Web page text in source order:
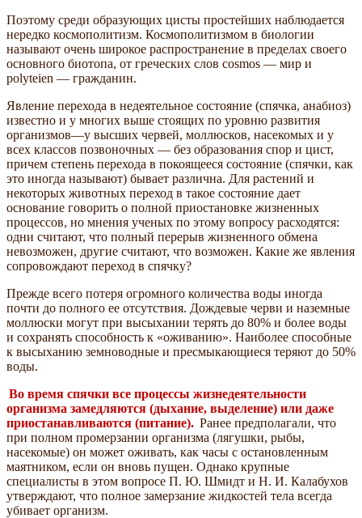
Поэтому среди образующих цисты простейших наблюдается
нередко космополитизм. Космополитизмом в биологии
называют очень широкое распространение в пределах своего
основного биотопа, от греческих слов cosmos — мир и
polyteien — гражданин.
Явление перехода в недеятельное состояние (спячка, анабиоз)
известно и у многих выше стоящих по уровню развития
организмов—у высших червей, моллюсков, насекомых и у
всех классов позвоночных — без образования спор и цист,
причем степень перехода в покоящееся состояние (спячки, как
это иногда называют) бывает различна. Для растений и
некоторых животных переход в такое состояние дает
основание говорить о полной приостановке жизненных
процессов, но мнения ученых по этому вопросу расходятся:
одни считают, что полный перерыв жизненного обмена
невозможен, другие считают, что возможен. Какие же явления
сопровождают переход в спячку?
Прежде всего потеря огромного количества воды иногда
почти до полного ее отсутствия. Дождевые черви и наземные
моллюски могут при высыхании терять до 80% и более воды
и сохранять способность к «оживанию». Наиболее способные
к высыханию земноводные и пресмыкающиеся теряют до 50%
воды.
Во время спячки все процессы жизнедеятельности
организма замедляются (дыхание, выделение) или даже
приостанавливаются (питание). Ранее предполагали, что
при полном промерзании организма (лягушки, рыбы,
насекомые) он может оживать, как часы с остановленным
маятником, если он вновь пущен. Однако крупные
специалисты в этом вопросе П. Ю. Шмидт и Н. И. Калабухов
утверждают, что полное замерзание жидкостей тела всегда
убивает организм.